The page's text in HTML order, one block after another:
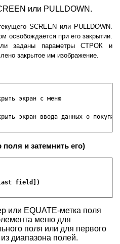
или PULLDOWN.
SCREEN или PULLDOWN.
освобождается при его закрытии.
заданы параметры СТРОК и
закрытое им изображение.
экран с меню
экран ввода данных о
и затемнить его)
field])
или EQUATE-метка поля
меню для
поля или для первого
диапазона полей.